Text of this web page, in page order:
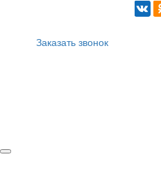
Заказать звонок